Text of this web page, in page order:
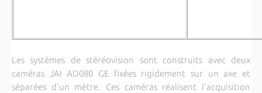
Les systèmes de stéréovision sont construits avec deux
caméras JAI AD080 GE fixées rigidement sur un axe et
séparées d'un mètre. Ces caméras réalisent l'acquisition